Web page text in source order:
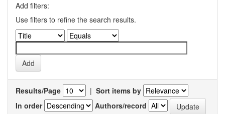
Add filters:
Use filters to refine the search results.
Results/Page | Sort items by
In order
Authors/record